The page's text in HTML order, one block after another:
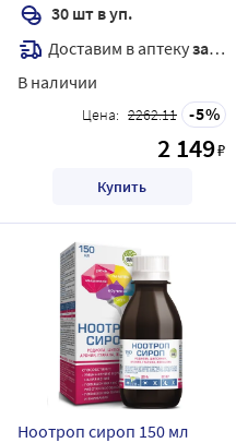
30 шт в уп.
Доставим в аптекузавтра
В наличии
Цена: 2262.11 5
2 149₽
Купить
Ноотроп сироп 150 мл